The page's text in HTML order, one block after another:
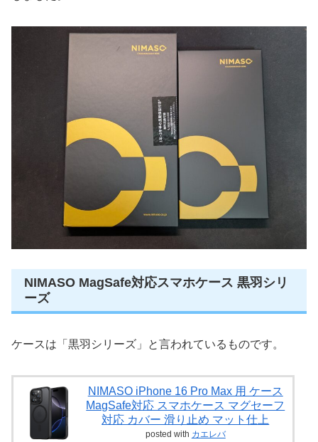
NIMASO MagSafe対応スマホケース 黒羽シリ
ーズ
ケースは「黒羽シリーズ」と言われているものです。
NIMASO iPhone 16 Pro Max 用 ケース
MagSafe対応 スマホケース マグセーフ
対応 カバー 滑り止め マット仕上
posted with カエレバ